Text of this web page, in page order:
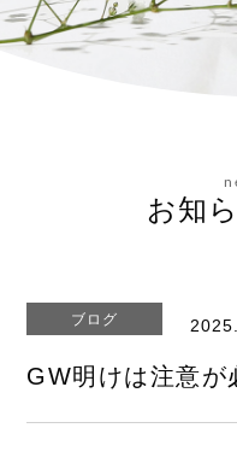
お
お知
ブログ
GW明けは注意が